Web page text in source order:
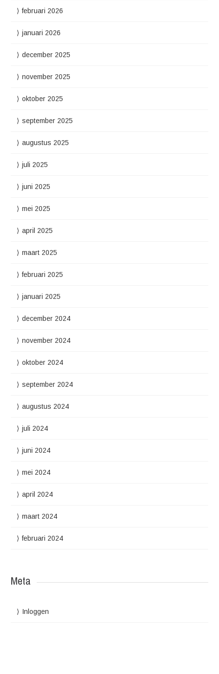
februari 2026
januari 2026
december 2025
november 2025
oktober 2025
september 2025
augustus 2025
juli 2025
juni 2025
mei 2025
april 2025
maart 2025
februari 2025
januari 2025
december 2024
november 2024
oktober 2024
september 2024
augustus 2024
juli 2024
juni 2024
mei 2024
april 2024
maart 2024
februari 2024
Meta
Inloggen